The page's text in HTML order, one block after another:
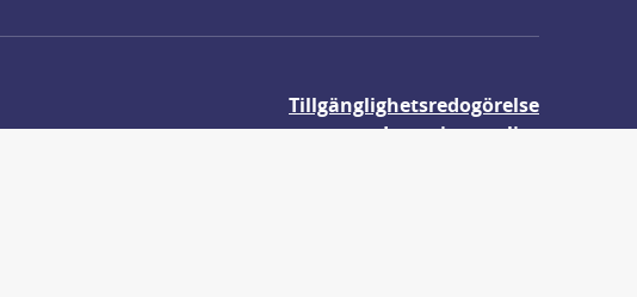
Tillgänglighetsredogörelse
Integritetspolicy